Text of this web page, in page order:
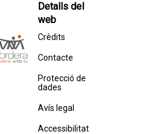
Detalls del
web
Crèdits
Contacte
Protecció de
dades
Avís legal
Accessibilitat